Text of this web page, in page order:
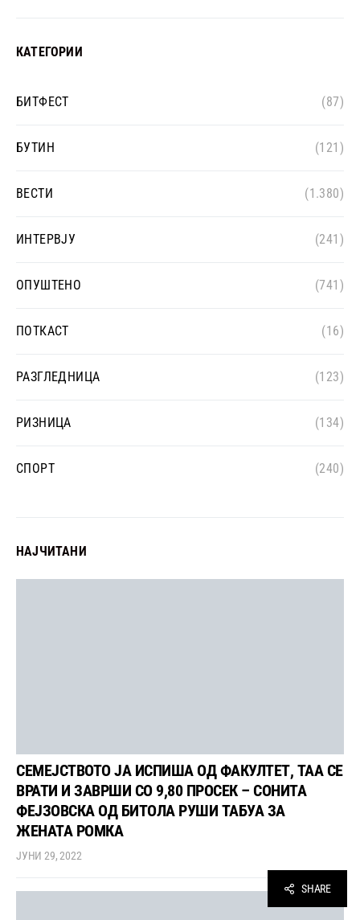
КАТЕГОРИИ
БИТФЕСТ (87)
БУТИН (121)
ВЕСТИ (1.380)
ИНТЕРВЈУ (241)
ОПУШТЕНО (741)
ПОТКАСТ (16)
РАЗГЛЕДНИЦА (123)
РИЗНИЦА (134)
СПОРТ (240)
НАЈЧИТАНИ
СЕМЕЈСТВОТО ЈА ИСПИША ОД ФАКУЛТЕТ, ТАА СЕ
ВРАТИ И ЗАВРШИ СО 9,80 ПРОСЕК – СОНИТА
ФЕЈЗОВСКА ОД БИТОЛА РУШИ ТАБУА ЗА
ЖЕНАТА РОМКА
ЈУНИ 29, 2022
SHARE